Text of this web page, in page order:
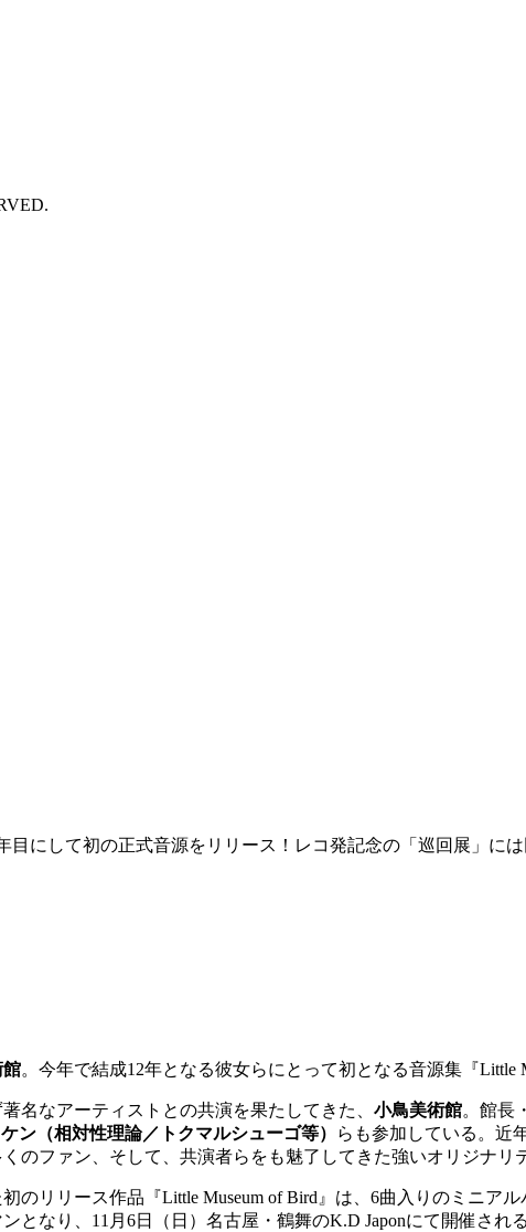
にして初の正式音源をリリース！レコ発記念の「巡回展」には
館。今年で結成12年となる彼女らにとって初となる音源集『Little
名なアーティストとの共演を果たしてきた、 小鳥美術館。館長
ン（相対性理論／トクマルシューゴ等）
らも参加している。近
のファン、そして、共演者らをも魅了してきた強いオリジナリ
のリリース作品『Little Museum of Bird』は、6曲入りのミニア
となり、11月6日（日）名古屋・鶴舞のK.D Japonにて開催され